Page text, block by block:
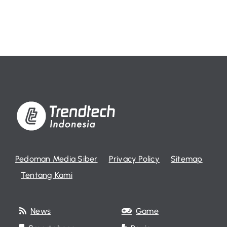
Pedoman Media Siber Privacy Policy
Sitemap
Tentang Kami
News
Game